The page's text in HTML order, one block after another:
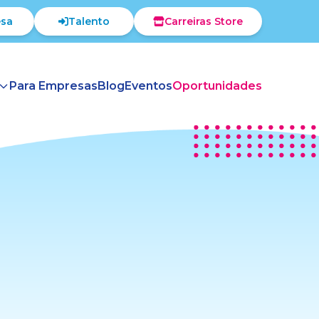
Talento Carreiras Store
Para EmpresasBlogEventosOportunidades